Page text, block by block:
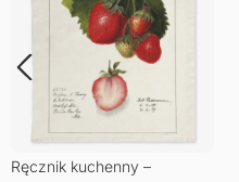
Ręcznik kuchenny –